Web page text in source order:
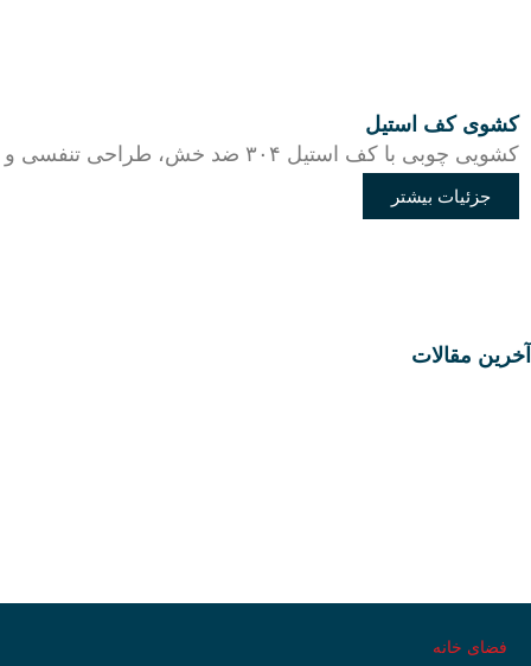
کشوی کف استیل
کشویی چوبی با کف استیل ۳۰۴ ضد خش، طراحی تنفسی و شبکه‌دار، ارائه شده در دو ارتفاع و سه سایز متنوع برای استفاده همه‌جانبه.
جزئیات بیشتر
آخرین مقالات
فضای خانه